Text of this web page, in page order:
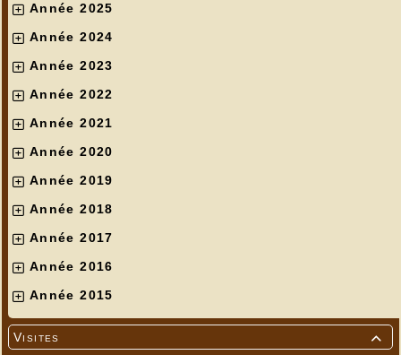
Année 2025
Année 2024
Année 2023
Année 2022
Année 2021
Année 2020
Année 2019
Année 2018
Année 2017
Année 2016
Année 2015

Visites